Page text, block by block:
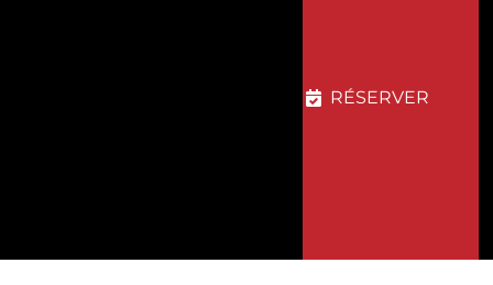
RÉSERVER